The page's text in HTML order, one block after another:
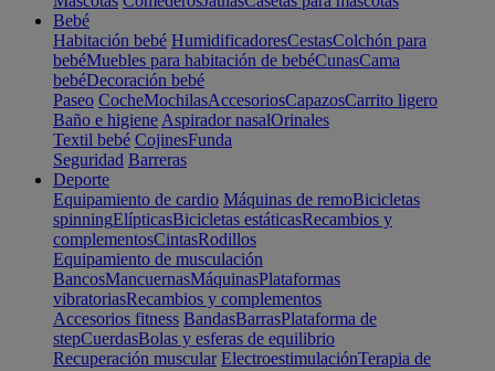
Bebé
Habitación bebé HumidificadoresCestasColchón para
bebéMuebles para habitación de bebéCunasCama
bebéDecoración bebé
Paseo CocheMochilasAccesoriosCapazosCarrito ligero
Baño e higiene Aspirador nasalOrinales
Textil bebé CojinesFunda
Seguridad Barreras
Deporte
Equipamiento de cardio Máquinas de remoBicicletas
spinningElípticasBicicletas estáticasRecambios y
complementosCintasRodillos
Equipamiento de musculación
BancosMancuernasMáquinasPlataformas
vibratoriasRecambios y complementos
Accesorios fitness BandasBarrasPlataforma de
stepCuerdasBolas y esferas de equilibrio
Recuperación muscular ElectroestimulaciónTerapia de